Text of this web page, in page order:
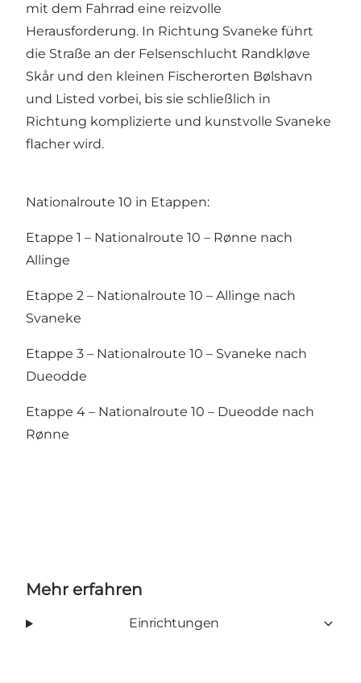
mit dem Fahrrad eine reizvolle
Herausforderung. In Richtung Svaneke führt
die Straße an der Felsenschlucht Randkløve
Skår und den kleinen Fischerorten Bølshavn
und Listed vorbei, bis sie schließlich in
Richtung komplizierte und kunstvolle Svaneke
flacher wird.
Nationalroute 10 in Etappen:
Etappe 1 – Nationalroute 10 – Rønne nach
Allinge
Etappe 2 – Nationalroute 10 – Allinge nach
Svaneke
Etappe 3 – Nationalroute 10 – Svaneke nach
Dueodde
Etappe 4 – Nationalroute 10 – Dueodde nach
Rønne
Mehr erfahren
Einrichtungen